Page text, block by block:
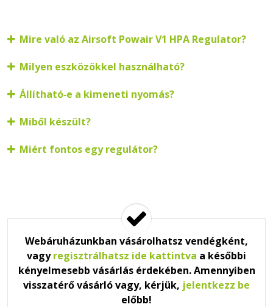
Mire való az Airsoft Powair V1 HPA Regulator?
Milyen eszközökkel használható?
Állítható‑e a kimeneti nyomás?
Miből készült?
Miért fontos egy regulátor?
Webáruházunkban vásárolhatsz vendégként,
vagyregisztrálhatsz ide kattintva a későbbi
kényelmesebb vásárlás érdekében. Amennyiben
visszatérő vásárló vagy, kérjük, jelentkezz be
előbb!